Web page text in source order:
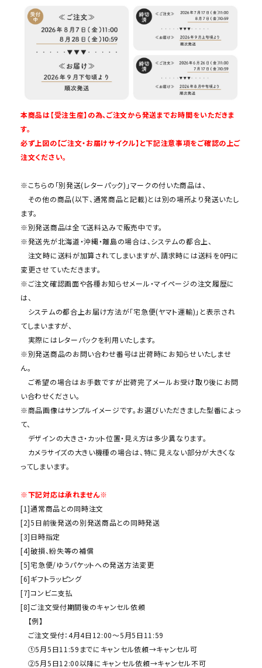
本商品は【受注生産】の為、ご注文から発送までお時間をいただきま
す。
必ず上図の【ご注文・お届けサイクル】と下記注意事項をご確認の上ご
注文ください。
※こちらの「別発送(レターパック)」マークの付いた商品は、
その他の商品(以下、通常商品と記載)とは別の場所より発送いたし
ます。
※別発送商品は全て送料込みで販売中です。
※発送先が北海道・沖縄・離島の場合は、システムの都合上、
注文時に送料が加算されてしまいますが、請求時には送料を0円に
変更させていただきます。
※ご注文確認画面や各種お知らせメール・マイページの注文履歴に
は、
システムの都合上お届け方法が「宅急便(ヤマト運輸)」と表示され
てしまいますが、
実際にはレターパックを利用いたします。
※別発送商品のお問い合わせ番号は出荷時にお知らせいたしませ
ん。
ご希望の場合はお手数ですが出荷完了メールお受け取り後にお問
い合わせください。
※商品画像はサンプルイメージです。お選びいただきました型番によっ
て、
デザインの大きさ・カット位置・見え方は多少異なります。
カメラサイズの大きい機種の場合は、特に見えない部分が大きくな
ってしまいます。
※下記対応は承れません※
[1]通常商品との同時注文
[2]5日前後発送の別発送商品との同時発送
[3]日時指定
[4]破損、紛失等の補償
[5]宅急便/ゆうパケットへの発送方法変更
[6]ギフトラッピング
[7]コンビニ支払
[8]ご注文受付期間後のキャンセル依頼
【例】
ご注文受付：4月4日12:00～5月5日11:59
①5月5日11:59までにキャンセル依頼→キャンセル可
②5月5日12:00以降にキャンセル依頼→キャンセル不可